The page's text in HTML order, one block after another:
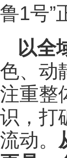
鲁1号”
以全
色、动
注重整
识，打
流动。